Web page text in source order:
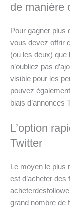
de manière
Pour gagner plus
vous devez offrir
(ou les deux) que
n’oubliez pas
visible pour les
pouvez
biais d’annonces
L’option
Twitter
Le moyen le plus
est d’acheter
grand nombre de